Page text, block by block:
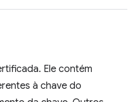
Ele contém
à chave do